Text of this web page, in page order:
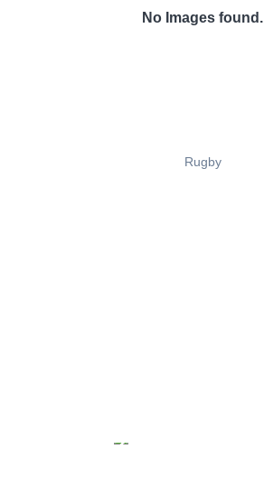
No Images found.
Rugby